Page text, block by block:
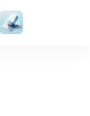
تخطي إلى المحتوى